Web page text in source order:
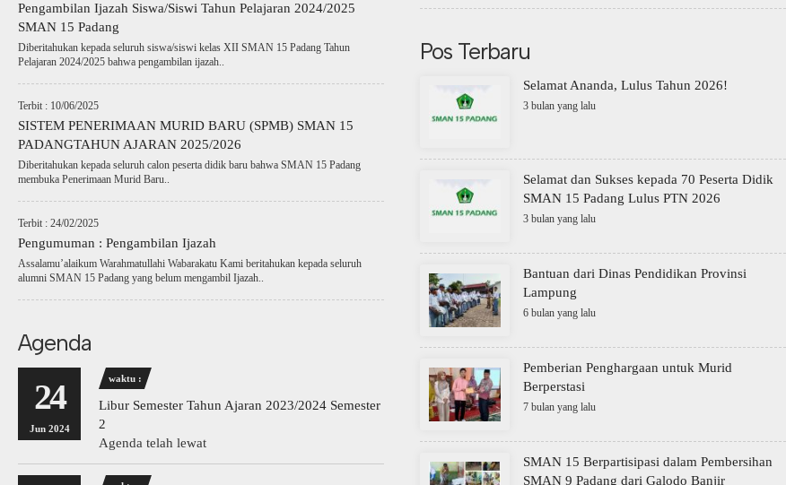
Pengambilan Ijazah Siswa/Siswi Tahun Pelajaran 2024/2025
SMAN 15 Padang
Diberitahukan kepada seluruh siswa/siswi kelas XII SMAN 15 Padang Tahun
Pelajaran 2024/2025 bahwa pengambilan ijazah..
Terbit : 10/06/2025
SISTEM PENERIMAAN MURID BARU (SPMB) SMAN 15
PADANGTAHUN AJARAN 2025/2026
Diberitahukan kepada seluruh calon peserta didik baru bahwa SMAN 15 Padang
membuka Penerimaan Murid Baru..
Terbit : 24/02/2025
Pengumuman : Pengambilan Ijazah
Assalamu’alaikum Warahmatullahi Wabarakatu Kami beritahukan kepada seluruh
alumni SMAN 15 Padang yang belum mengambil Ijazah..
Agenda
24
Jun 2024
waktu :
Libur Semester Tahun Ajaran 2023/2024 Semester
2
Agenda telah lewat
Pos Terbaru
Selamat Ananda, Lulus Tahun 2026!
3 bulan yang lalu
Selamat dan Sukses kepada 70 Peserta Didik
SMAN 15 Padang Lulus PTN 2026
3 bulan yang lalu
Bantuan dari Dinas Pendidikan Provinsi
Lampung
6 bulan yang lalu
Pemberian Penghargaan untuk Murid
Berperstasi
7 bulan yang lalu
SMAN 15 Berpartisipasi dalam Pembersihan
SMAN 9 Padang dari Galodo Banjir